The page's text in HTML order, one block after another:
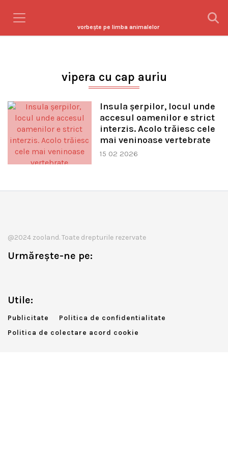
vorbeşte pe limba animalelor
vipera cu cap auriu
Insula șerpilor, locul unde
accesul oamenilor e strict
interzis. Acolo trăiesc cele
mai veninoase vertebrate
15 02 2026
@2024 zooland. Toate drepturile rezervate
Urmărește-ne pe:
Utile:
Publicitate
Politica de confidentialitate
Politica de colectare acord cookie